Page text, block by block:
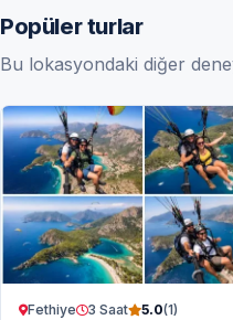
Popüler turlar
Bu lokasyondaki diğer
Fethiye 3 Saat 5.0(1)